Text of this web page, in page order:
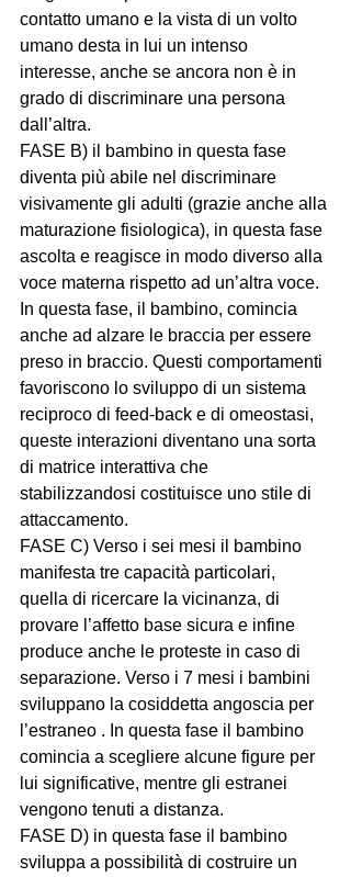
contatto umano e la vista di un volto
umano desta in lui un intenso
interesse, anche se ancora non è in
grado di discriminare una persona
dall’altra.
FASE B) il bambino in questa fase
diventa più abile nel discriminare
visivamente gli adulti (grazie anche alla
maturazione fisiologica), in questa fase
ascolta e reagisce in modo diverso alla
voce materna rispetto ad un’altra voce.
In questa fase, il bambino, comincia
anche ad alzare le braccia per essere
preso in braccio. Questi comportamenti
favoriscono lo sviluppo di un sistema
reciproco di feed-back e di omeostasi,
queste interazioni diventano una sorta
di matrice interattiva che
stabilizzandosi costituisce uno stile di
attaccamento.
FASE C) Verso i sei mesi il bambino
manifesta tre capacità particolari,
quella di ricercare la vicinanza, di
provare l’affetto base sicura e infine
produce anche le proteste in caso di
separazione. Verso i 7 mesi i bambini
sviluppano la cosiddetta angoscia per
l’estraneo . In questa fase il bambino
comincia a scegliere alcune figure per
lui significative, mentre gli estranei
vengono tenuti a distanza.
FASE D) in questa fase il bambino
sviluppa a possibilità di costruire un